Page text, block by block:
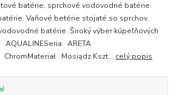
batérie, sprchové vodovodné batérie.
Vaňové betérie stojaté so sprchov.
batérie. Široký výber kúpeľňových
AQUALINESeria ARETA
Mosiądz Kszt... celý popis